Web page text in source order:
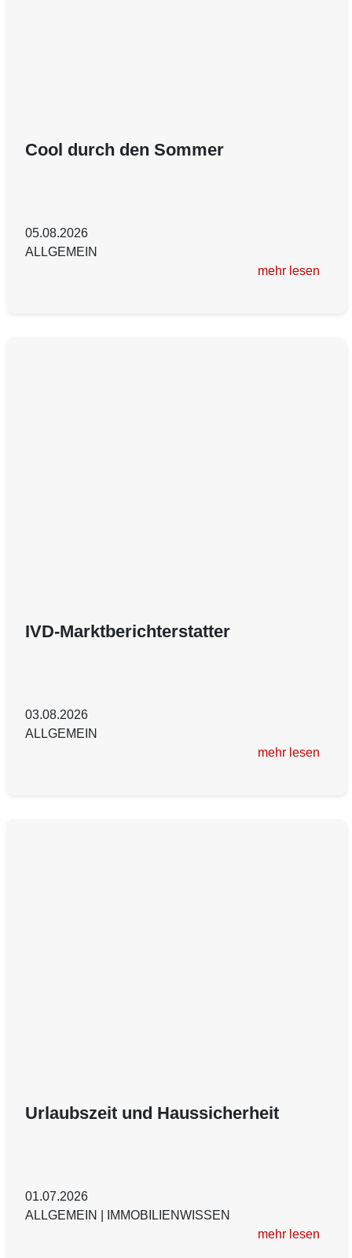
Cool durch den Sommer
05.08.2026
ALLGEMEIN
mehr lesen
IVD-Marktberichterstatter
03.08.2026
ALLGEMEIN
mehr lesen
Urlaubszeit und Haussicherheit
01.07.2026
ALLGEMEIN
IMMOBILIENWISSEN
mehr lesen